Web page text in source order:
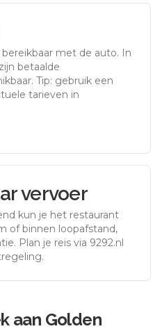
bereikbaar met de auto. In
betaalde
Tip: gebruik een
tarieven in
vervoer
kun je het restaurant
of binnen loopafstand,
Plan je reis via 9292.nl
aan Golden